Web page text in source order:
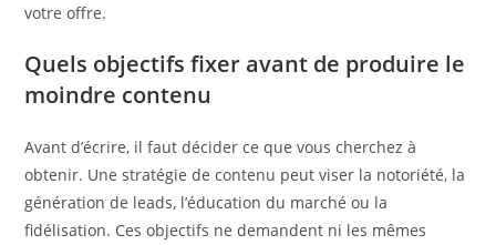
votre offre.
Quels objectifs fixer avant de produire le
moindre contenu
Avant d’écrire, il faut décider ce que vous cherchez à
obtenir. Une stratégie de contenu peut viser la notoriété, la
génération de leads, l’éducation du marché ou la
fidélisation. Ces objectifs ne demandent ni les mêmes